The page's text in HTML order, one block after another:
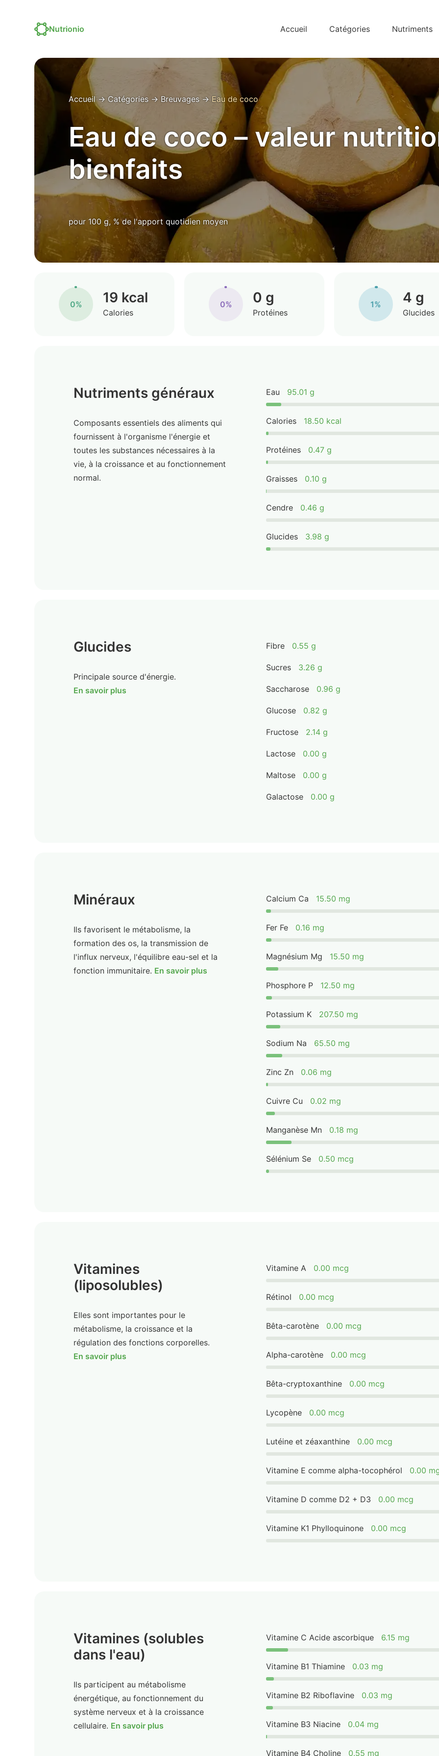
Nutrionio Accueil Catégories Nutriments
Accueil→ Catégories → Breuvages→ Eau de coco
Eau de coco – valeur
bienfaits
pour 100 g, % de l'apport quotidien moyen
0% 19 kcal
Calories
0% 0 g
Protéines
1% 4 g
Glucides
Nutriments généraux
Composants essentiels des aliments qui
fournissent à l'organisme l'énergie et
toutes les substances nécessaires à la
vie, à la croissance et au fonctionnement
normal.
Eau 95.01 g
Calories 18.50 kcal
Protéines 0.47 g
Graisses 0.10 g
Cendre 0.46 g
Glucides 3.98 g
Glucides
Principale source d'énergie.
En savoir plus
Fibre 0.55 g
Sucres 3.26 g
Saccharose 0.96 g
Glucose 0.82 g
Fructose 2.14 g
Lactose 0.00 g
Maltose 0.00 g
Galactose 0.00 g
Minéraux
Ils favorisent le métabolisme, la
formation des os, la transmission de
l'influx nerveux, l'équilibre eau-sel et la
fonction immunitaire. En savoir plus
Calcium Ca 15.50 mg
Fer Fe 0.16 mg
Magnésium Mg 15.50 mg
Phosphore P 12.50 mg
Potassium K 207.50 mg
Sodium Na 65.50 mg
Zinc Zn 0.06 mg
Cuivre Cu 0.02 mg
Manganèse Mn 0.18 mg
Sélénium Se 0.50 mcg
Vitamines
(liposolubles)
Elles sont importantes pour le
métabolisme, la croissance et la
régulation des fonctions corporelles.
En savoir plus
Vitamine A 0.00 mcg
Rétinol 0.00 mcg
Bêta-carotène 0.00 mcg
Alpha-carotène 0.00 mcg
Bêta-cryptoxanthine 0.00 mcg
Lycopène 0.00 mcg
Lutéine et zéaxanthine 0.00 mcg
Vitamine E comme alpha-tocophérol 0.00
Vitamine D comme D2 + D3 0.00 mcg
Vitamine K1 Phylloquinone 0.00 mcg
Vitamines (solubles
dans l'eau)
Ils participent au métabolisme
énergétique, au fonctionnement du
système nerveux et à la croissance
cellulaire. En savoir plus
Vitamine C Acide ascorbique 6.15 mg
Vitamine B1 Thiamine 0.03 mg
Vitamine B2 Riboflavine 0.03 mg
Vitamine B3 Niacine 0.04 mg
Vitamine B4 Choline 0.55 mg